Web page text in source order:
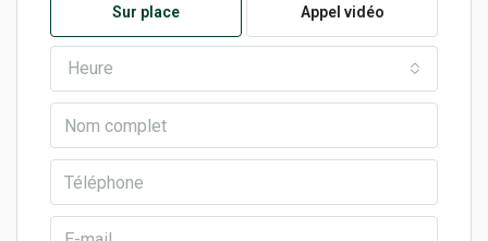
Sur place Appel vidéo
Heure